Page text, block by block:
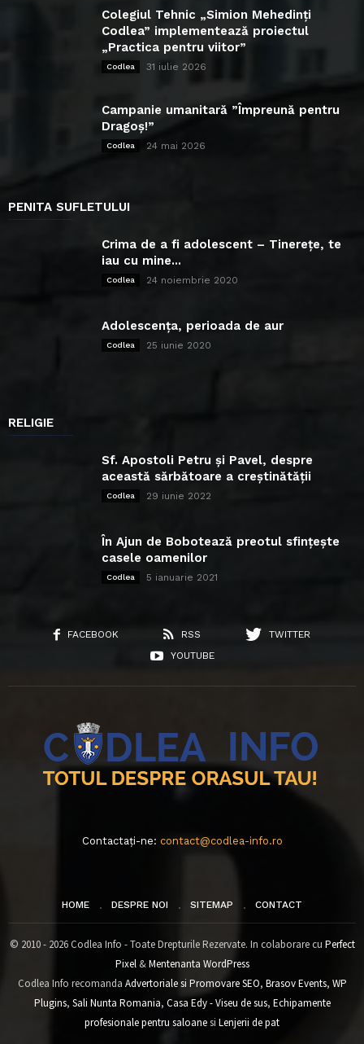
Colegiul Tehnic „Simion Mehedinți
Codlea” implementează proiectul
„Practica pentru viitor”
Codlea 31 iulie 2026
Campanie umanitară ”Împreună pentru
Dragoș!”
Codlea 24 mai 2026
PENITA SUFLETULUI
Crima de a fi adolescent – Tinerețe, te
iau cu mine...
Codlea 24 noiembrie 2020
Adolescența, perioada de aur
Codlea 25 iunie 2020
RELIGIE
Sf. Apostoli Petru și Pavel, despre
această sărbătoare a creștinătății
Codlea 29 iunie 2022
În Ajun de Bobotează preotul sfințește
casele oamenilor
Codlea 5 ianuarie 2021
FACEBOOK RSS
TWITTER
YOUTUBE
Contactați-ne: contact@codlea-info.ro
HOME DESPRE NOI SITEMAP CONTACT
© 2010 - 2026 Codlea Info - Toate Drepturile Rezervate. In colaborare cu Perfect
Pixel&Mentenanta WordPress
Codlea Info recomanda Advertoriale si Promovare SEO, Brasov Events, WP
Plugins, Sali Nunta Romania, Casa Edy - Viseu de sus, Echipamente
profesionale pentru saloanesi Lenjerii de pat